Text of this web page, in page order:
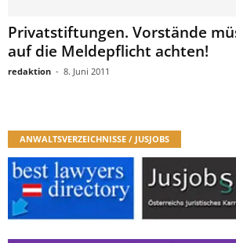
Privatstiftungen. Vorstände
auf die Meldepflicht achten!
redaktion - 8. Juni 2011
ANWALTSVERZEICHNISSE / JUSJOBS